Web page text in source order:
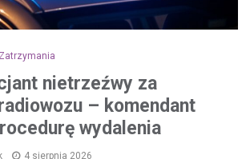
Zatrzymania
nietrzeźwy za
– komendant
wydalenia
4 sierpnia 2026